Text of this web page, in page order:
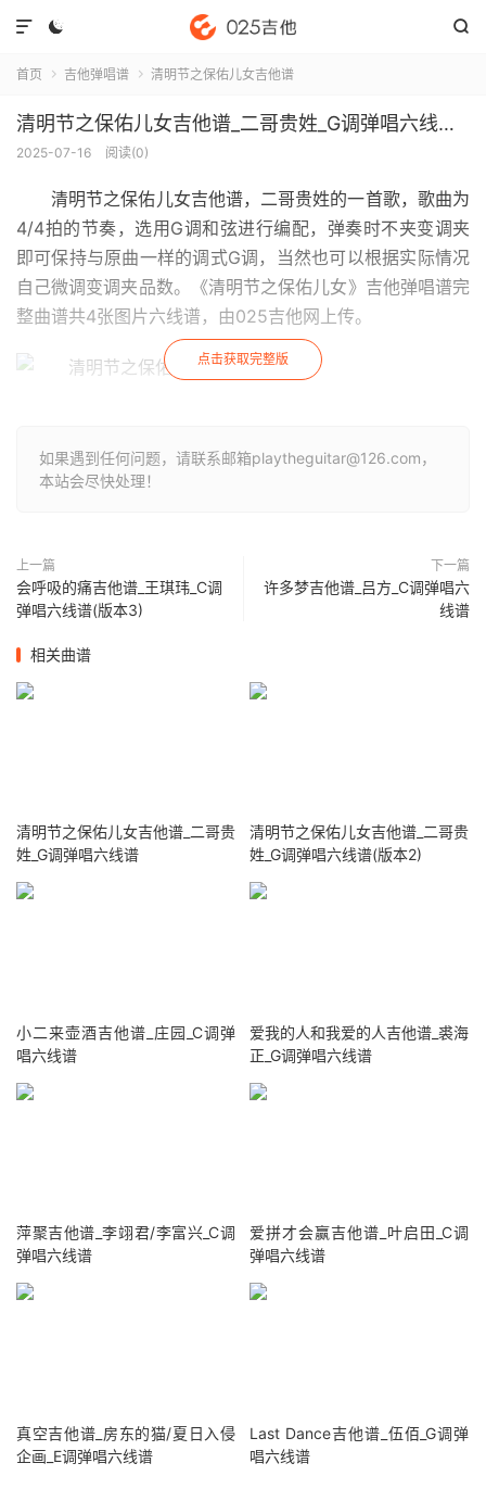
 

首页  吉他弹唱谱  清明节之保佑儿女吉他谱
清明节之保佑儿女吉他谱_二哥贵姓_G调弹唱六线谱(版本3)
2025-07-16 阅读(0)
清明节之保佑儿女吉他谱，二哥贵姓的一首歌，歌曲为
4/4拍的节奏，选用G调和弦进行编配，弹奏时不夹变调夹
即可保持与原曲一样的调式G调，当然也可以根据实际情况
自己微调变调夹品数。《清明节之保佑儿女》吉他弹唱谱完
整曲谱共4张图片六线谱，由025吉他网上传。
点击获取完整版
如果遇到任何问题，请联系邮箱playtheguitar@126.com，
本站会尽快处理！
上一篇
会呼吸的痛吉他谱_王琪玮_C调
弹唱六线谱(版本3)
下一篇
许多梦吉他谱_吕方_C调弹唱六
线谱
相关曲谱
清明节之保佑儿女吉他谱_二哥贵
姓_G调弹唱六线谱
清明节之保佑儿女吉他谱_二哥贵
姓_G调弹唱六线谱(版本2)
小二来壶酒吉他谱_庄园_C调弹
唱六线谱
爱我的人和我爱的人吉他谱_裘海
正_G调弹唱六线谱
萍聚吉他谱_李翊君/李富兴_C调
弹唱六线谱
爱拼才会赢吉他谱_叶启田_C调
弹唱六线谱
真空吉他谱_房东的猫/夏日入侵
企画_E调弹唱六线谱
Last Dance吉他谱_伍佰_G调弹
唱六线谱